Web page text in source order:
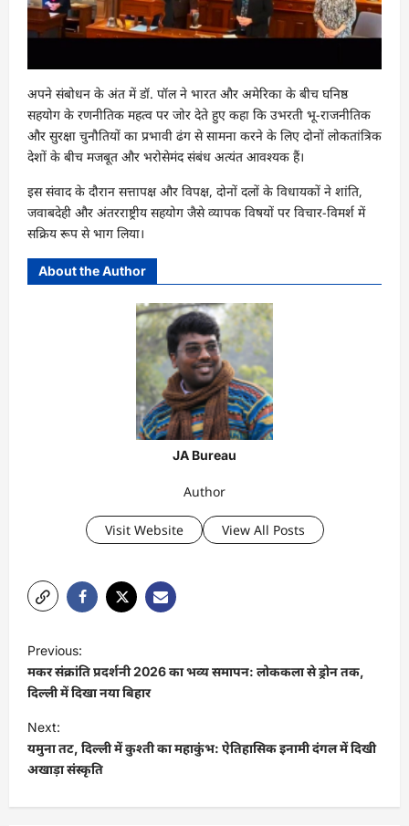
अपने संबोधन के अंत में डॉ. पॉल ने भारत और अमेरिका के बीच घनिष्ठ
सहयोग के रणनीतिक महत्व पर जोर देते हुए कहा कि उभरती भू-राजनीतिक
और सुरक्षा चुनौतियों का प्रभावी ढंग से सामना करने के लिए दोनों लोकतांत्रिक
देशों के बीच मजबूत और भरोसेमंद संबंध अत्यंत आवश्यक हैं।
इस संवाद के दौरान सत्तापक्ष और विपक्ष, दोनों दलों के विधायकों ने शांति,
जवाबदेही और अंतरराष्ट्रीय सहयोग जैसे व्यापक विषयों पर विचार-विमर्श में
सक्रिय रूप से भाग लिया।
About the Author
JA Bureau
Author
Visit Website View All Posts
P
o
s
t
n
a
v
Previous:
मकर संक्रांति प्रदर्शनी 2026 का भव्य समापन: लोककला से ड्रोन तक,
दिल्ली में दिखा नया बिहार
Next:
यमुना तट, दिल्ली में कुश्ती का महाकुंभ: ऐतिहासिक इनामी दंगल में दिखी
अखाड़ा संस्कृति